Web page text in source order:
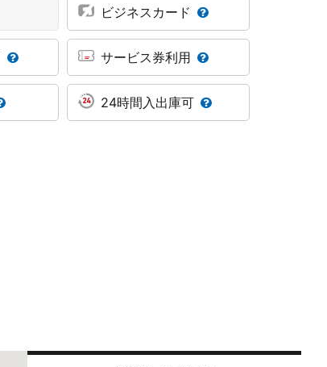
ビジネスカード
サービス券利用
24時間入出庫可